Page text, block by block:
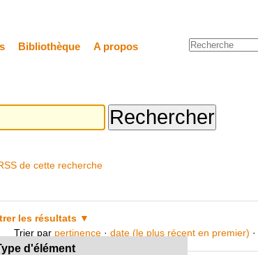
Bibliothèque A propos
Chercher par
de cette recherche
les résultats
d'élément
Trier par pertinence · date (le plus récent en premier) ·